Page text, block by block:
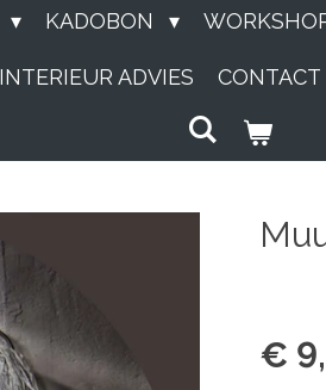
KADOBON
INTERIEUR ADVIES CONTACT
€